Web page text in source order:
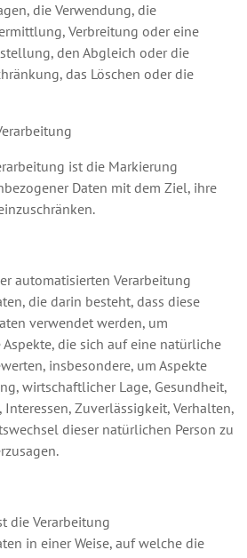
die Verwendung, die
Verbreitung oder eine
den Abgleich oder die
das Löschen oder die
ist die Markierung
Daten mit dem Ziel, ihre
automatisierten Verarbeitung
die darin besteht, dass diese
verwendet werden, um
die sich auf eine natürliche
insbesondere, um Aspekte
wirtschaftlicher Lage, Gesundheit,
Zuverlässigkeit, Verhalten,
dieser natürlichen Person zu
die Verarbeitung
in einer Weise, auf welche die